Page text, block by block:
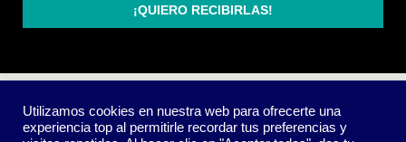
¡QUIERO RECIBIRLAS!
Utilizamos cookies en nuestra web para ofrecerte una
experiencia top al permitirle recordar tus preferencias y